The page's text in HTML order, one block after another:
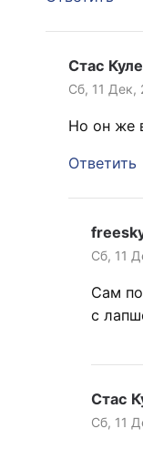
Стас
Сб, 11 Дек,
Но он же
Ответить
Сб, 11
Сам
с
Стас
Сб, 11